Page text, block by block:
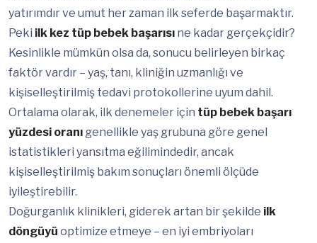
yatırımdır ve umut her zaman ilk seferde başarmaktır.
Peki ilk kez tüp bebek başarısı ne kadar gerçekçidir?
Kesinlikle mümkün olsa da, sonucu belirleyen birkaç
faktör vardır – yaş, tanı, kliniğin uzmanlığı ve
kişiselleştirilmiş tedavi protokollerine uyum dahil.
Ortalama olarak, ilk denemeler için tüp bebek başarı
yüzdesi oranı genellikle yaş grubuna göre genel
istatistikleri yansıtma eğilimindedir, ancak
kişiselleştirilmiş bakım sonuçları önemli ölçüde
iyileştirebilir.
Doğurganlık klinikleri, giderek artan bir şekilde ilk
döngüyü optimize etmeye – en iyi embriyoları